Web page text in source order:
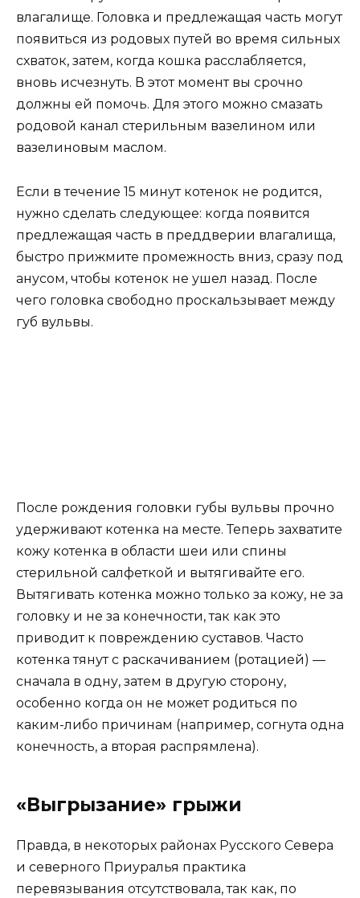
влагалище. Головка и предлежащая часть могут
появиться из родовых путей во время сильных
схваток, затем, когда кошка расслабляется,
вновь исчезнуть. В этот момент вы срочно
должны ей помочь. Для этого можно смазать
родовой канал стерильным вазелином или
вазелиновым маслом.
Если в течение 15 минут котенок не родится,
нужно сделать следующее: когда появится
предлежащая часть в преддверии влагалища,
быстро прижмите промежность вниз, сразу под
анусом, чтобы котенок не ушел назад. После
чего головка свободно проскальзывает между
губ вульвы.
После рождения головки губы вульвы прочно
удерживают котенка на месте. Теперь захватите
кожу котенка в области шеи или спины
стерильной салфеткой и вытягивайте его.
Вытягивать котенка можно только за кожу, не за
головку и не за конечности, так как это
приводит к повреждению суставов. Часто
котенка тянут с раскачиванием (ротацией) —
сначала в одну, затем в другую сторону,
особенно когда он не может родиться по
каким-либо причинам (например, согнута одна
конечность, а вторая распрямлена).
«Выгрызание» грыжи
Правда, в некоторых районах Русского Севера
и северного Приуралья практика
перевязывания отсутствовала, так как, по